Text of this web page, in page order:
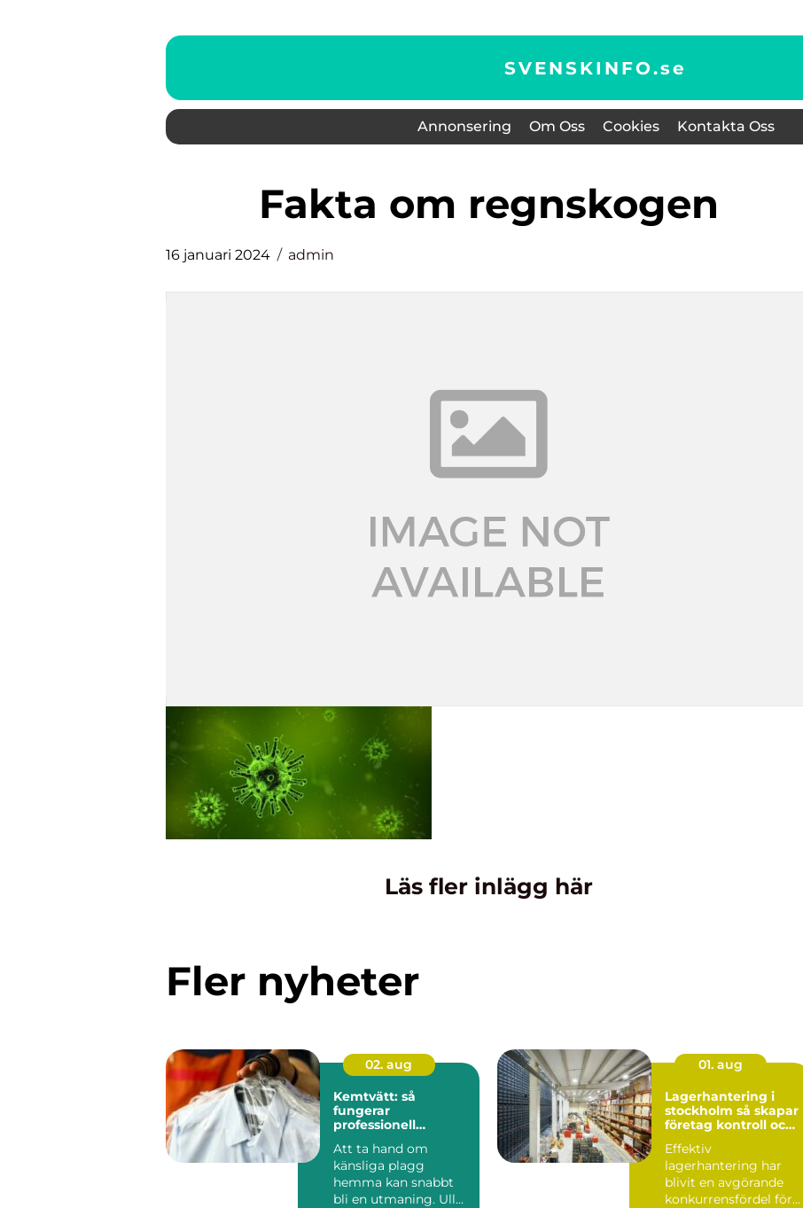
SVENSKINFO.se
Annonsering Om Oss Cookies Kontakta Oss
fakta om regnskogen
16 januari 2024 admin
Läs fler inlägg här
Fler nyheter
02. aug
Kemtvätt: så
fungerar
professionell
Att ta hand om
känsliga plagg
hemma kan snabbt
bli en utmaning. Ull
01. aug
Lagerhantering i
stockholm så skapar
företag kontroll och
Effektiv
lagerhantering har
blivit en avgörande
konkurrensfördel för